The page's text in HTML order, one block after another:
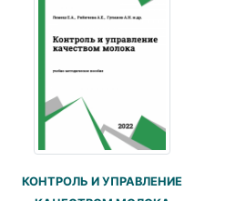
КОНТРОЛЬ И УПРАВЛЕНИЕ